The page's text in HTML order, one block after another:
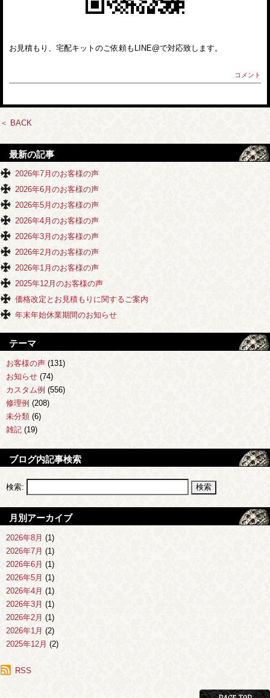
お見積もり、宅配キットのご依頼もLINE@で対応致します。
コメント
＜ BACK
最新の記事
2026年7月のお客様の声
2026年6月のお客様の声
2026年5月のお客様の声
2026年4月のお客様の声
2026年3月のお客様の声
2026年2月のお客様の声
2026年1月のお客様の声
2025年12月のお客様の声
価格改定とお見積もりに関するご案内
年末年始休業期間のお知らせ
テーマ
お客様の声 (131)
お知らせ (74)
カスタム例 (556)
修理例 (208)
未分類 (6)
雑記 (19)
ブログ内記事検索
検索:
月別アーカイブ
2026年8月 (1)
2026年7月 (1)
2026年6月 (1)
2026年5月 (1)
2026年4月 (1)
2026年3月 (1)
2026年2月 (1)
2026年1月 (2)
2025年12月 (2)
2025年10月
RSS